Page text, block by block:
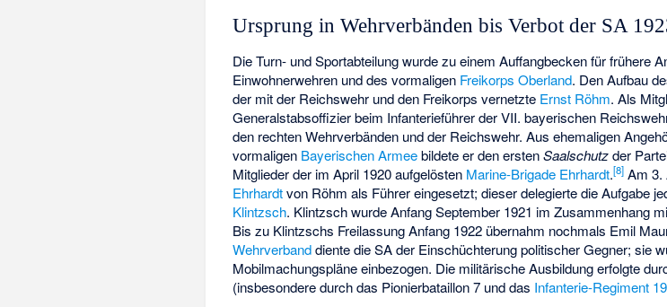
Ursprung in Wehrverbänden bis Verbot der SA
Die Turn- und Sportabteilung wurde zu einem Auffangbecken für frühere
Einwohnerwehren und des vormaligen Freikorps Oberland. Den Aufbau
der mit der Reichswehr und den Freikorps vernetzte Ernst Röhm. Als
Generalstabsoffizier beim Infanterieführer der VII. bayerischen
den rechten Wehrverbänden und der Reichswehr. Aus ehemaligen
vormaligen Bayerischen Armeebildete er den erstenSaalschutzder
Mitglieder der im April 1920 aufgelösten Marine-Brigade Ehrhardt.[8] Am 3.
Ehrhardtvon Röhm als Führer eingesetzt; dieser delegierte die Aufgabe
Klintzsch. Klintzsch wurde Anfang September 1921 im Zusammenhang
Bis zu Klintzschs Freilassung Anfang 1922 übernahm nochmals Emil
Wehrverbanddiente die SA der Einschüchterung politischer Gegner; sie
Mobilmachungspläne einbezogen. Die militärische Ausbildung erfolgte
(insbesondere durch das Pionierbataillon 7 und das Infanterie-Regiment 19